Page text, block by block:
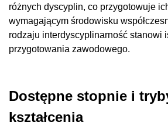
różnych dyscyplin, co przygotowuje
wymagającym środowisku
rodzaju interdyscyplinarność stanowi
przygotowania zawodowego.
Dostępne stopnie i
kształcenia